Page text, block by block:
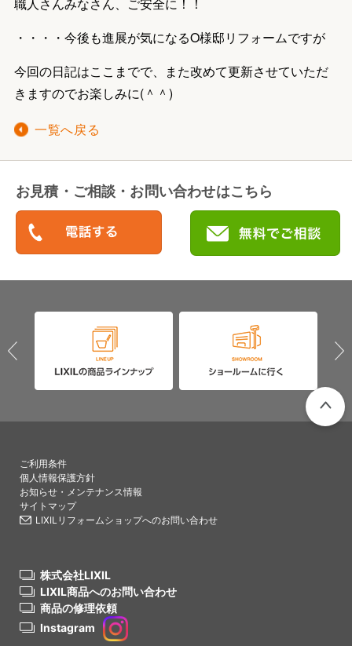
・・・・今後も進展が気になるO様邸リフォームですが
今回の日記はここまでで、また改めて更新させていただ
きますのでお楽しみに(＾＾)
一覧へ戻る
お見積・ご相談・お問い合わせはこちら
ご利用条件
個人情報保護方針
お知らせ・メンテナンス情報
サイトマップ
LIXILリフォームショップへのお問い合わせ
株式会社LIXIL
LIXIL商品へのお問い合わせ
商品の修理依頼
Instagram